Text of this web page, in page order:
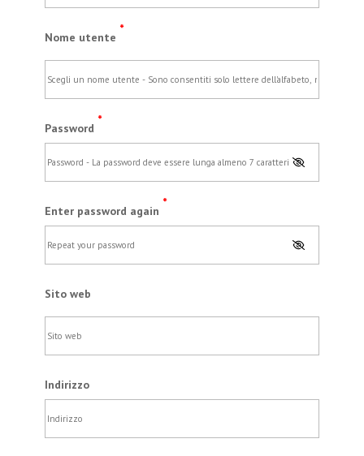
Nome utente
*
Password
*
Enter password again
*
Sito web
Indirizzo